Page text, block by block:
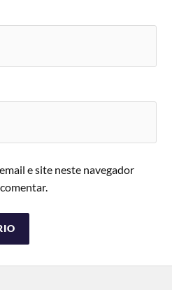
e site neste navegador